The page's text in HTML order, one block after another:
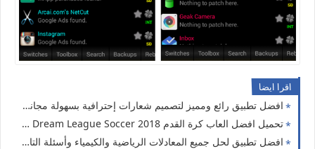
اقرا ايضا
افضل تطبيق رائع ومميز لتصميم شعارات إحترافية بسهولة مجانا للاندرويد
تحميل افضل العاب كرة القدم 2018 Dream League Soccer مجانا للاندرويد
افضل تطبيق لحل جميع المعادلات الرياضية والكيمياء وأسئلة التاريخ من خلال كاميرا الهاتف للتحميل مجانا للاندرويد